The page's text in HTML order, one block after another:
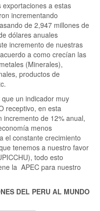
a estas
incrementando
de 2,947 millones de
dólares anuales
incremento de nuestras
a como crecían las
(Minerales),
productos de
un indicador muy
receptivo, en esta
incremento de 12% anual,
menos
el constante crecimiento
tenemos a nuestro favor
todo esto
la APEC para nuestro
DEL PERU AL MUNDO